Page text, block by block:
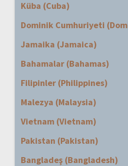
Küba (Cuba)
Dominik Cumhuriyeti
Jamaika (Jamaica)
Bahamalar (Bahamas)
Filipinler (Philippines)
Malezya (Malaysia)
Vietnam (Vietnam)
Pakistan (Pakistan)
Bangladeş (Bangladesh)